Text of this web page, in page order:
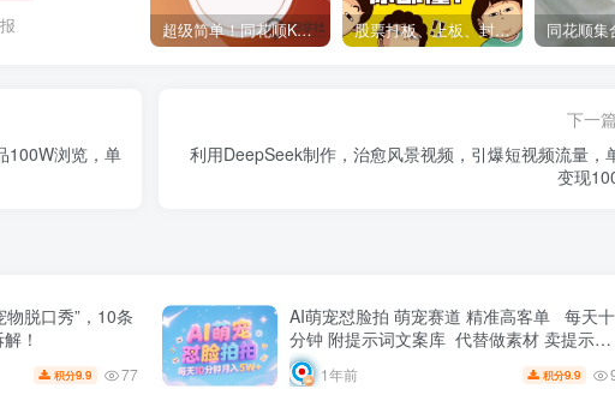
超级简单！同花顺K线界面显示行业概念指标代码图解 股票打板、上板、封板、翘板、炸板是什么意思？炒股你必须懂的暗语！
100W浏览，单
下一篇
利用DeepSeek制作，治愈风景视频，引爆短视频流量，
变现
脱口秀”，10条
！
积分9.9 77
AI萌宠怼脸拍 萌宠赛道 精准高客单 每天十
分钟 附提示词文案库 代替做素材 卖提示词
卖虚拟资料 卖宠物产品 做宠物私人定制产品
带徒弟 带陪跑 卖课 创作者分成 月入5W+
1年前 积分9.9